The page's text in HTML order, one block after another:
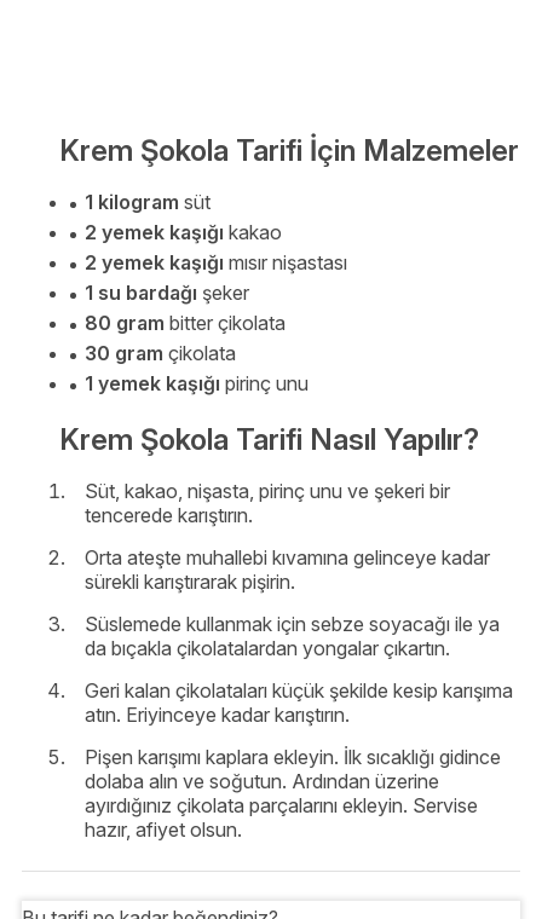
Krem Şokola Tarifi İçin Malzemeler
1 kilogram süt
2 yemek kaşığı kakao
2 yemek kaşığı mısır nişastası
1 su bardağı şeker
80 gram bitter çikolata
30 gram çikolata
1 yemek kaşığı pirinç unu
Krem Şokola Tarifi Nasıl Yapılır?
Süt, kakao, nişasta, pirinç unu ve şekeri bir
tencerede karıştırın.
Orta ateşte muhallebi kıvamına gelinceye kadar
sürekli karıştırarak pişirin.
Süslemede kullanmak için sebze soyacağı ile ya
da bıçakla çikolatalardan yongalar çıkartın.
Geri kalan çikolataları küçük şekilde kesip karışıma
atın. Eriyinceye kadar karıştırın.
Pişen karışımı kaplara ekleyin. İlk sıcaklığı gidince
dolaba alın ve soğutun. Ardından üzerine
ayırdığınız çikolata parçalarını ekleyin. Servise
hazır, afiyet olsun.